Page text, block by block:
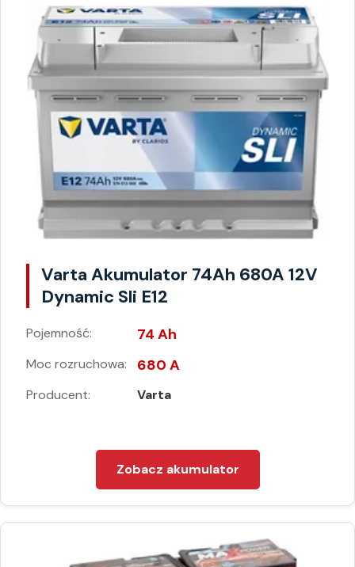
Varta Akumulator 74Ah 680A 12V
Dynamic Sli E12
Pojemność: 74 Ah
Moc rozruchowa: 680 A
Producent: Varta
Zobacz akumulator